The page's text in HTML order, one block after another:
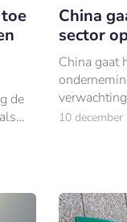
de
China
sector
China gaat
10